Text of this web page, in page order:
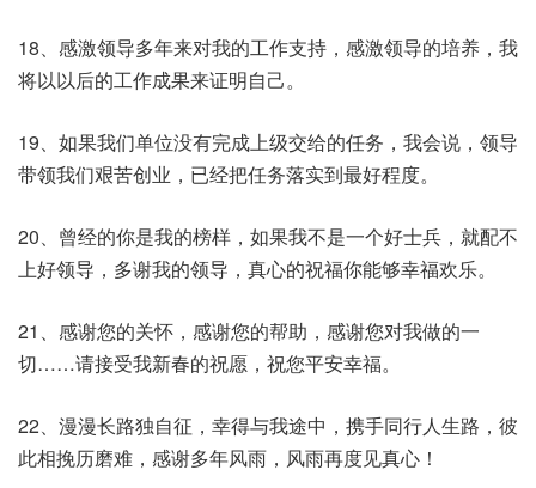
18、感激领导多年来对我的工作支持，感激领导的培养，我
将以以后的工作成果来证明自己。
19、如果我们单位没有完成上级交给的任务，我会说，领导
带领我们艰苦创业，已经把任务落实到最好程度。
20、曾经的你是我的榜样，如果我不是一个好士兵，就配不
上好领导，多谢我的领导，真心的祝福你能够幸福欢乐。
21、感谢您的关怀，感谢您的帮助，感谢您对我做的一
切……请接受我新春的祝愿，祝您平安幸福。
22、漫漫长路独自征，幸得与我途中，携手同行人生路，彼
此相挽历磨难，感谢多年风雨，风雨再度见真心！